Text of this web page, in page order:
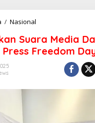
/ Nasional
S
I
G
Suara Media
Freedom